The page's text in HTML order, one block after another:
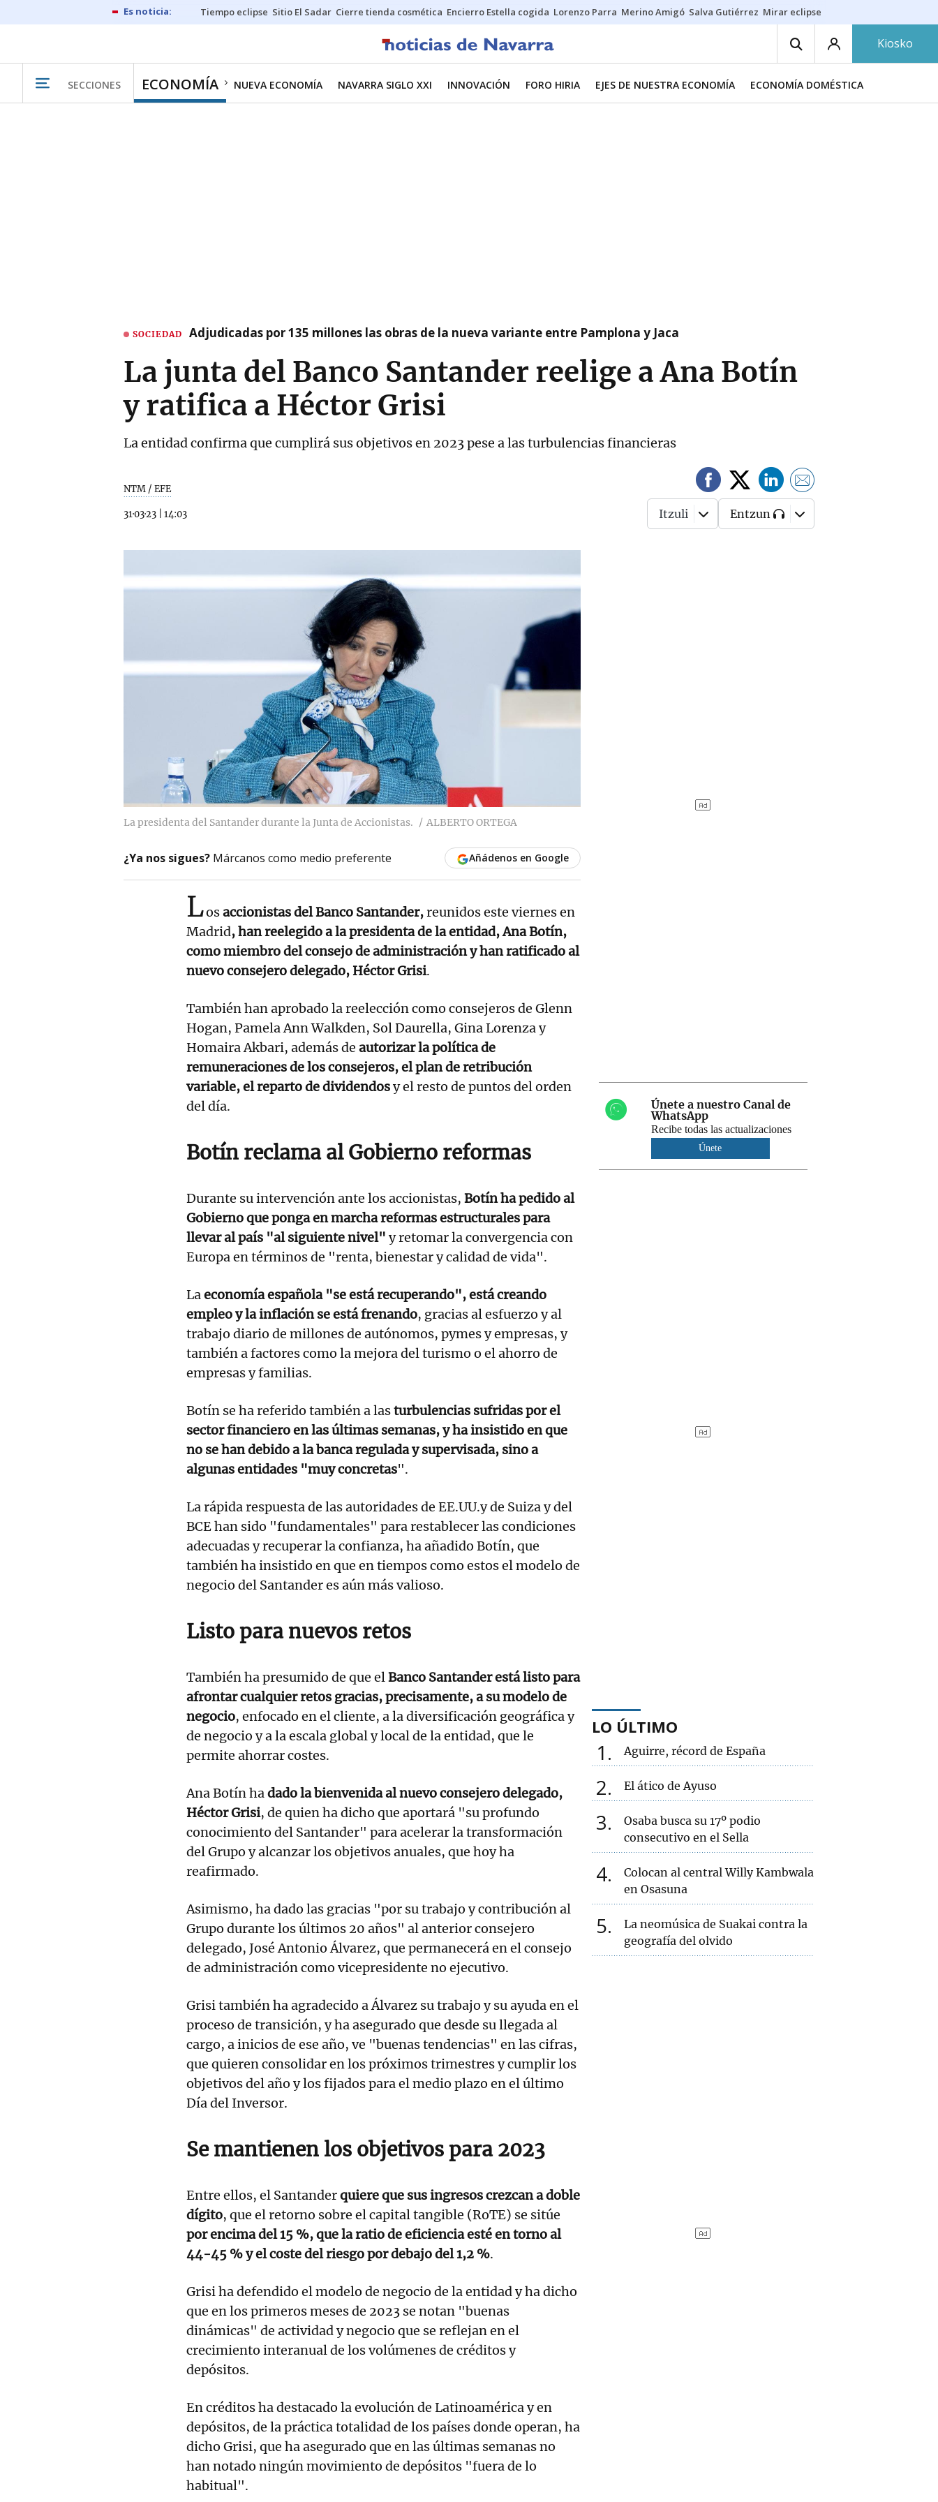
Tiempo eclipse Sitio El Sadar Cierre tienda cosmética Encierro Estella cogida Lorenzo Parra Merino Amigó Salva Gutiérrez Mirar eclipse
Kiosko
SECCIONES ECONOMÍA NUEVA ECONOMÍA NAVARRA SIGLO XXI INNOVACIÓN FORO HIRIA EJES DE NUESTRA ECONOMÍA ECONOMÍA DOMÉSTICA
SOCIEDAD Adjudicadas por 135 millones las obras de la nueva variante entre Pamplona y Jaca
La junta del Banco Santander reelige a Ana Botín
y ratifica a Héctor Grisi
La entidad confirma que cumplirá sus objetivos en 2023 pese a las turbulencias financieras
NTM / EFE
31·03·23 14:03 Itzuli Entzun
La presidenta del Santander durante la Junta de Accionistas. ALBERTO ORTEGA
¿Ya nos sigues? Márcanos como medio preferente Añádenos en Google
Losaccionistas del Banco Santander,reunidos este viernes en
Madrid, han reelegido a la presidenta de la entidad, Ana Botín,
como miembro del consejo de administración y han ratificado al
nuevo consejero delegado, Héctor Grisi.
También han aprobado la reelección como consejeros de Glenn
Hogan, Pamela Ann Walkden, Sol Daurella, Gina Lorenza y
Homaira Akbari, además de autorizar la política de
remuneraciones de los consejeros, el plan de retribución
variable, el reparto de dividendosy el resto de puntos del orden
del día.
Botín reclama al Gobierno reformas
Durante su intervención ante los accionistas, Botín ha pedido al
Gobierno que ponga en marcha reformas estructuralespara
llevar al país "al siguiente nivel" y retomar la convergencia con
Europa en términos de "renta, bienestar y calidad de vida".
Laeconomía española "se está recuperando", está creando
empleo y la inflación se está frenando, gracias al esfuerzo y al
trabajo diario de millones de autónomos, pymes y empresas, y
también a factores como la mejora del turismo o el ahorro de
empresas y familias.
Botín se ha referido también a lasturbulencias sufridas por el
sector financiero en las últimas semanas, y ha insistido en que
no se han debido a la banca regulada y supervisada, sino a
algunas entidades "muy concretas".
La rápida respuesta de las autoridades de EE.UU.y de Suiza y del
BCE han sido "fundamentales" para restablecer las condiciones
adecuadas y recuperar la confianza, ha añadido Botín, que
también ha insistido en que en tiempos como estos el modelo de
negocio del Santander es aún más valioso.
Listo para nuevos retos
También ha presumido de que elBanco Santander está listo para
afrontar cualquier retos gracias, precisamente, a su modelo de
negocio, enfocado en el cliente, a la diversificación geográfica y
de negocio y a la escala global y local de la entidad, que le
permite ahorrar costes.
Ana Botín hadado la bienvenida al nuevo consejero delegado,
Héctor Grisi, de quien ha dicho que aportará "su profundo
conocimiento del Santander" para acelerar la transformación
del Grupo y alcanzar los objetivos anuales, que hoy ha
reafirmado.
Asimismo, ha dado las gracias "por su trabajo y contribución al
Grupo durante los últimos 20 años" al anterior consejero
delegado, José Antonio Álvarez, que permanecerá en el consejo
de administración como vicepresidente no ejecutivo.
Grisi también ha agradecido a Álvarez su trabajo y su ayuda en el
proceso de transición, y ha asegurado que desde su llegada al
cargo, a inicios de ese año, ve "buenas tendencias" en las cifras,
que quieren consolidar en los próximos trimestres y cumplir los
objetivos del año y los fijados para el medio plazo en el último
Día del Inversor.
Se mantienen los objetivos para 2023
Entre ellos, el Santanderquiere que sus ingresos crezcan a doble
dígito, que el retorno sobre el capital tangible (RoTE) se sitúe
por encima del 15 %, que la ratio de eficiencia esté en torno al
44-45 % y el coste del riesgo por debajo del 1,2 %.
Grisi ha defendido el modelo de negocio de la entidad y ha dicho
que en los primeros meses de 2023 se notan "buenas
dinámicas" de actividad y negocio que se reflejan en el
crecimiento interanual de los volúmenes de créditos y
depósitos.
En créditos ha destacado la evolución de Latinoamérica y en
depósitos, de la práctica totalidad de los países donde operan, ha
dicho Grisi, que ha asegurado que en las últimas semanas no
han notado ningún movimiento de depósitos "fuera de lo
habitual".
Únete a nuestro Canal de
WhatsApp
Recibe todas las actualizaciones
Únete
LO ÚLTIMO
1 Aguirre, récord de España
2 El ático de Ayuso
3
Osaba busca su 17º podio
consecutivo en el Sella
4
Colocan al central Willy Kambwala
en Osasuna
5
La neomúsica de Suakai contra la
geografía del olvido